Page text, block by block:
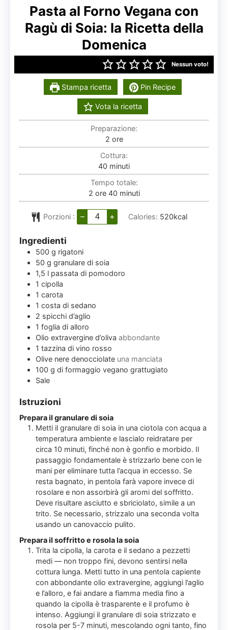
Pasta al Forno Vegana con
Ragù di Soia: la Ricetta della
Domenica
Nessun voto!
Stampa ricetta Pin Recipe
Vota la ricetta
Preparazione:
2ore
ore
Cottura:
40 minuti
minuti
Tempo totale:
2ore
ore 40minuti
minuti
Porzioni : – + Calories: 520kcal
Ingredienti
500 g rigatoni
50 g granulare di soia
1,5 l passata di pomodoro
1 cipolla
1 carota
1 costa di sedano
2 spicchi d’aglio
1 foglia di alloro
Olio extravergine d’oliva abbondante
1 tazzina di vino rosso
Olive nere denocciolate una manciata
100 g di formaggio vegano grattugiato
Sale
Istruzioni
Prepara il granulare di soia
Metti il granulare di soia in una ciotola con acqua a
temperatura ambiente e lascialo reidratare per
circa 10 minuti, finché non è gonfio e morbido. Il
passaggio fondamentale è strizzarlo bene con le
mani per eliminare tutta l’acqua in eccesso. Se
resta bagnato, in pentola farà vapore invece di
rosolare e non assorbirà gli aromi del soffritto.
Deve risultare asciutto e sbriciolato, simile a un
trito. Se necessario, strizzalo una seconda volta
usando un canovaccio pulito.
Prepara il soffritto e rosola la soia
Trita la cipolla, la carota e il sedano a pezzetti
medi — non troppo fini, devono sentirsi nella
cottura lunga. Metti tutto in una pentola capiente
con abbondante olio extravergine, aggiungi l’aglio
e l’alloro, e fai andare a fiamma media fino a
quando la cipolla è trasparente e il profumo è
intenso. Aggiungi il granulare di soia strizzato e
rosola per 5-7 minuti, mescolando ogni tanto, fino